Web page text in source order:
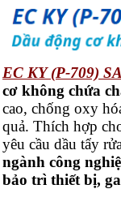
EC KY (P-709)
cơ không chứa
cao, chống oxy
quả. Thích hợp
yêu cầu dầu tẩy
ngành công
bảo trì thiết bị,